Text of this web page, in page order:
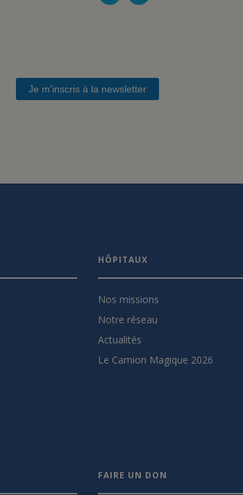
Je m'inscris à la newsletter
HÔPITAUX
Nos missions
Notre réseau
Actualités
Le Camion Magique 2026
FAIRE UN DON